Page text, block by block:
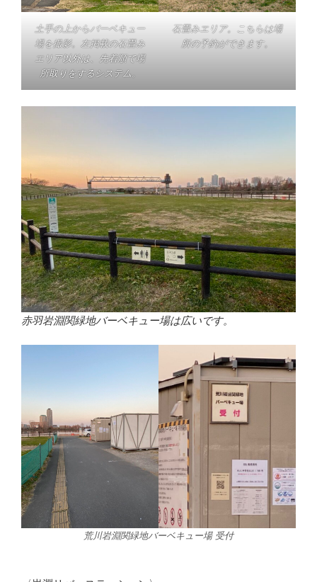
土手の上からバーベキュー
場を撮影。左掲載の石畳み
エリア以外は、先着順で場
所取りをするシステム。
石畳みエリア。こちらは場
所の予約ができます。
赤羽岩淵関緑地バーベキュー場は広いです。
荒川岩淵関緑地バーベキュー場 受付